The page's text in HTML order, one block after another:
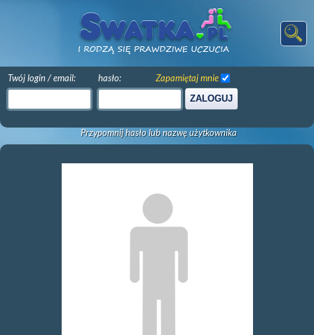
Twój login / email: hasło:
ZALOGUJ
Zapamiętaj mnie
Przypomnij hasło lub nazwę użytkownika